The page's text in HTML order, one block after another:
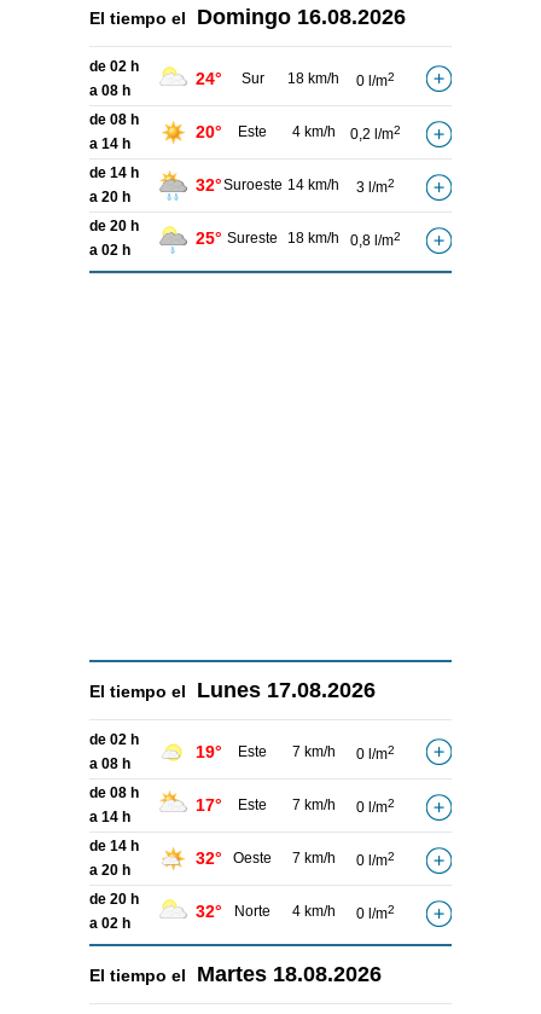
El tiempo el Domingo 16.08.2026
de 02 h
a 08 h
24° Sur 18 km/h 0 l/m2
de 08 h
a 14 h
20° Este 4 km/h 0,2 l/m2
de 14 h
a 20 h
32°Suroeste 14 km/h 3 l/m2
de 20 h
a 02 h
25° Sureste 18 km/h 0,8 l/m2
El tiempo el Lunes 17.08.2026
de 02 h
a 08 h
19° Este 7 km/h 0 l/m2
de 08 h
a 14 h
17° Este 7 km/h 0 l/m2
de 14 h
a 20 h
32° Oeste 7 km/h 0 l/m2
de 20 h
a 02 h
32° Norte 4 km/h 0 l/m2
El tiempo el Martes 18.08.2026